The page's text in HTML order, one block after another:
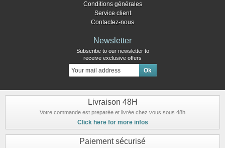
Conditions générales
Service client
Contactez-nous
Newsletter
Subscribe to our newsletter to
receive exclusive offers
Livraison 48H
Votre commande est preparée et livrée chez vous sous 48h
Click here for more infos
Paiement sécurisé